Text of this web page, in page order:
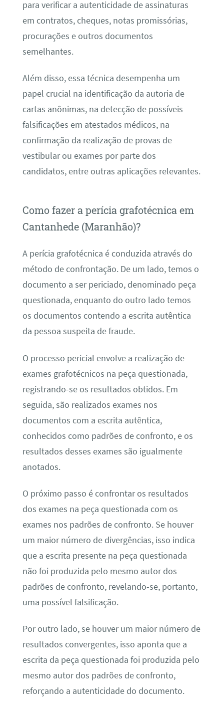
para verificar a autenticidade de assinaturas
em contratos, cheques, notas promissórias,
procurações e outros documentos
semelhantes.
Além disso, essa técnica desempenha um
papel crucial na identificação da autoria de
cartas anônimas, na detecção de possíveis
falsificações em atestados médicos, na
confirmação da realização de provas de
vestibular ou exames por parte dos
candidatos, entre outras aplicações relevantes.
Como fazer a perícia grafotécnica em
Cantanhede (Maranhão)?
A perícia grafotécnica é conduzida através do
método de confrontação. De um lado, temos o
documento a ser periciado, denominado peça
questionada, enquanto do outro lado temos
os documentos contendo a escrita autêntica
da pessoa suspeita de fraude.
O processo pericial envolve a realização de
exames grafotécnicos na peça questionada,
registrando-se os resultados obtidos. Em
seguida, são realizados exames nos
documentos com a escrita autêntica,
conhecidos como padrões de confronto, e os
resultados desses exames são igualmente
anotados.
O próximo passo é confrontar os resultados
dos exames na peça questionada com os
exames nos padrões de confronto. Se houver
um maior número de divergências, isso indica
que a escrita presente na peça questionada
não foi produzida pelo mesmo autor dos
padrões de confronto, revelando-se, portanto,
uma possível falsificação.
Por outro lado, se houver um maior número de
resultados convergentes, isso aponta que a
escrita da peça questionada foi produzida pelo
mesmo autor dos padrões de confronto,
reforçando a autenticidade do documento.